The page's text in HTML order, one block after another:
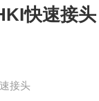
快速接头
接头